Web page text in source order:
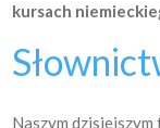
kursach
Naszym dzisiejszym